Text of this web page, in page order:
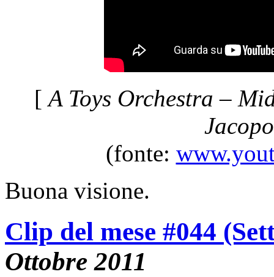
[A Toys Orchestra –
(fonte:
Buona visione.
Clip del mese #044
Ottobre 2011